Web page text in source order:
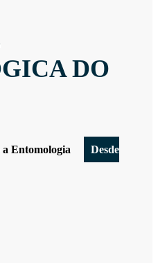
DO
Entomologia
Desde